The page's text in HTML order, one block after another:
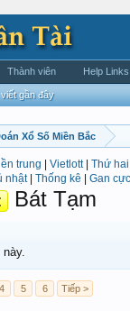
Xổ Số Miền Bắc
trung Vietlott| Thứ hai
nhật| Thống kê Gan
Bát Tạm
4 5 6 Tiếp >
viết gần đây
Thành viên Help Links